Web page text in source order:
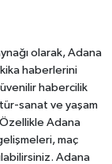
olarak, Adana
haberlerini
habercilik
sanat ve yaşam
Adana
maç
Adana